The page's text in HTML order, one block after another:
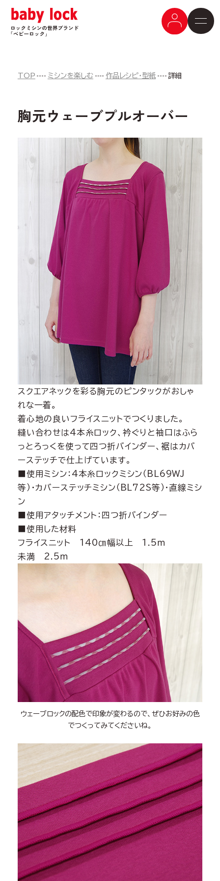
TOP ミシンを楽しむ 作品レシピ・型紙 詳細
胸元ウェーブプルオーバー
スクエアネックを彩る胸元のピンタックがおしゃ
れな一着。
着心地の良いフライスニットでつくりました。
縫い合わせは4本糸ロック、衿ぐりと袖口はふら
っとろっくを使って四つ折バインダー、裾はカバ
ーステッチで仕上げています。
■使用ミシン：4本糸ロックミシン（BL69WJ
等）・カバーステッチミシン（BL72S等）・直線ミシ
ン
■使用アタッチメント：四つ折バインダー
■使用した材料
フライスニット 140㎝幅以上 1.5ｍ
未満 2.5ｍ
ウェーブロックの配色で印象が変わるので、ぜひお好みの色
でつくってみてくださいね。